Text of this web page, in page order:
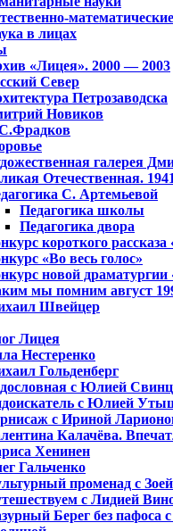
в лицах
«Лицея». 2000 — 2003
Север
Петрозаводска
Новиков
галерея
Отечественная.
С. Артемьевой
Педагогика школы
Педагогика двора
короткого рассказа
«Во весь голос»
новой драматургии
мы помним август
Швейцер
Лицея
Нестеренко
Гольденберг
с Юлией
с Юлией
с Ириной
Калачёва.
Хенинен
Гальченко
променад с
с Лидией
Берег без пафоса